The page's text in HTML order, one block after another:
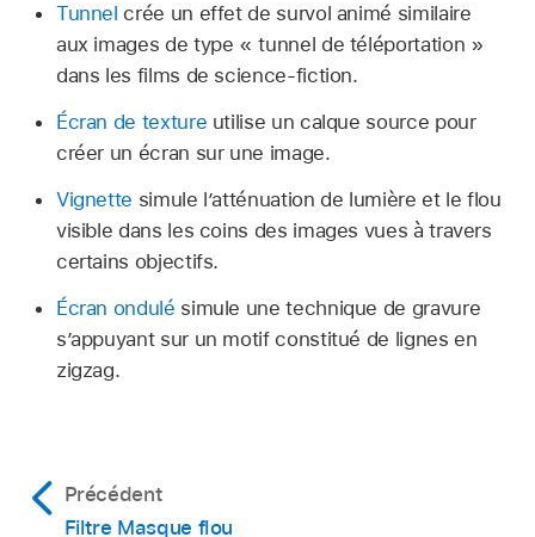
Tunnel crée un effet de survol animé similaire
aux images de type « tunnel de téléportation »
dans les films de science-fiction.
Écran de texture utilise un calque source pour
créer un écran sur une image.
Vignette simule l’atténuation de lumière et le flou
visible dans les coins des images vues à travers
certains objectifs.
Écran ondulé simule une technique de gravure
sʼappuyant sur un motif constitué de lignes en
zigzag.
Précédent
Filtre Masque flou